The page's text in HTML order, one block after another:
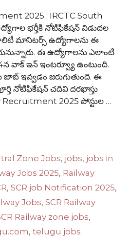
2025 : IRCTC South
భర్తీకి నోటిఫికేషన్ విడుదల
మానిటర్స్ ఉద్యోగాలను ఈ
ఈ ఉద్యోగాలను ఎలాంటి
వాక్ ఇన్ ఇంటర్వ్యూ ఉంటుంది.
జాబ్ ఇవ్వడం జరుగుతుంది. ఈ
నోటిఫికేషన్ చదివి దరఖాస్తు
Recruitment 2025 పోస్టుల …
Zone Jobs, jobs, jobs in
Jobs 2025, Railway
, SCR job Notification 2025,
Jobs, SCR Railway
Railway zone jobs,
, telugu jobs